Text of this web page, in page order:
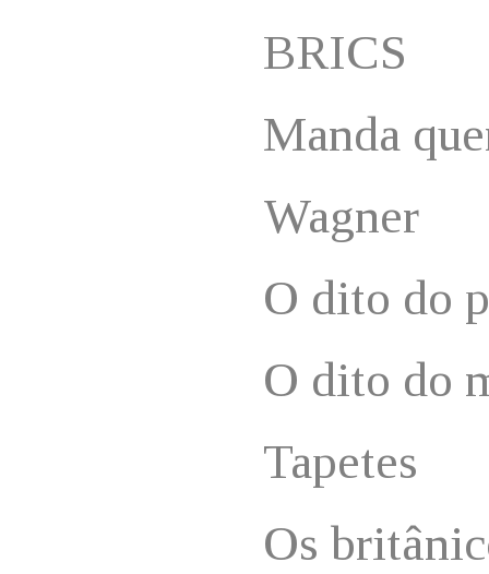
BRICS
Manda
Wagner
O dito do
O dito do
Tapetes
Os